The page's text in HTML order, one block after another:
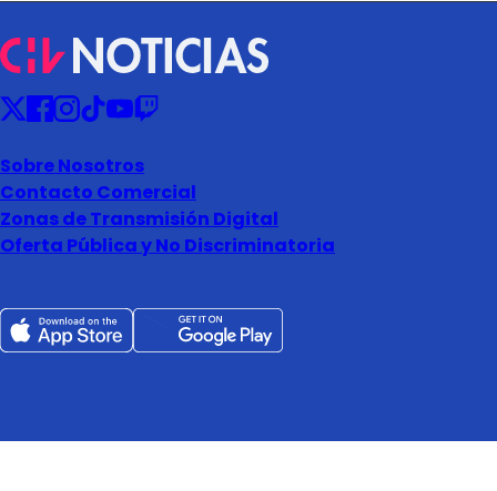
Sobre Nosotros
Contacto Comercial
Zonas de Transmisión Digital
Oferta Pública y No Discriminatoria